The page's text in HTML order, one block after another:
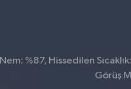
Nem: %87, Hissedilen
Görüş